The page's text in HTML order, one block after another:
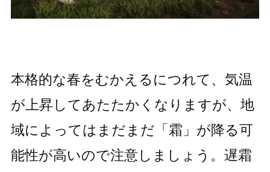
本格的な春をむかえるにつれて、気温
が上昇してあたたかくなりますが、地
域によってはまだまだ「霜」が降る可
能性が高いので注意しましょう。遅霜